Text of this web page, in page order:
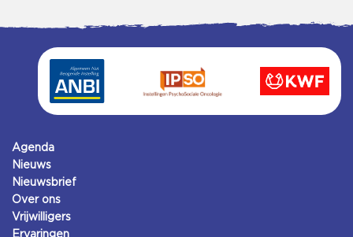
Agenda
Nieuws
Nieuwsbrief
Over ons
Vrijwilligers
Ervaringen